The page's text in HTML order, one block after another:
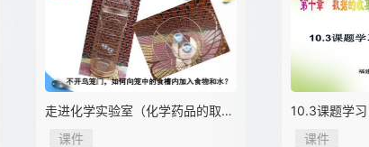
走进化学实验室（化学药品的取
课件
10.3课题学
课件